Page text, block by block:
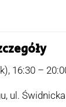
16:30 –
ul.